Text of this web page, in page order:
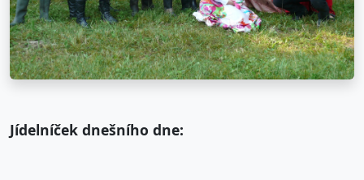
Jídelníček dnešního dne: